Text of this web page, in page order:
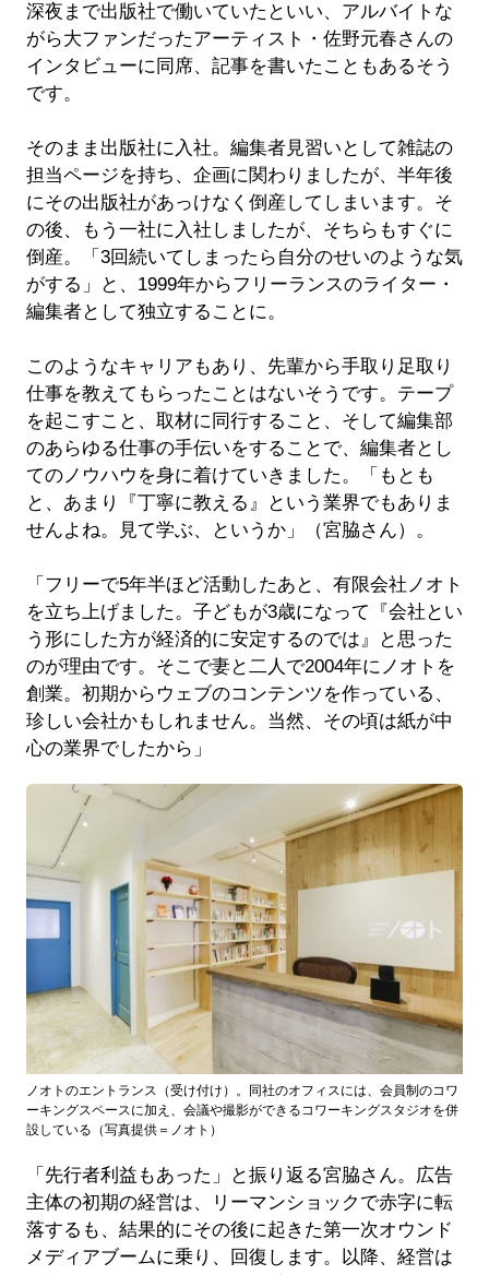
深夜まで出版社で働いていたといい、アルバイトな
がら大ファンだったアーティスト・佐野元春さんの
インタビューに同席、記事を書いたこともあるそう
です。
そのまま出版社に入社。編集者見習いとして雑誌の
担当ページを持ち、企画に関わりましたが、半年後
にその出版社があっけなく倒産してしまいます。そ
の後、もう一社に入社しましたが、そちらもすぐに
倒産。「3回続いてしまったら自分のせいのような気
がする」と、1999年からフリーランスのライター・
編集者として独立することに。
このようなキャリアもあり、先輩から手取り足取り
仕事を教えてもらったことはないそうです。テープ
を起こすこと、取材に同行すること、そして編集部
のあらゆる仕事の手伝いをすることで、編集者とし
てのノウハウを身に着けていきました。「もとも
と、あまり『丁寧に教える』という業界でもありま
せんよね。見て学ぶ、というか」（宮脇さん）。
「フリーで5年半ほど活動したあと、有限会社ノオト
を立ち上げました。子どもが3歳になって『会社とい
う形にした方が経済的に安定するのでは』と思った
のが理由です。そこで妻と二人で2004年にノオトを
創業。初期からウェブのコンテンツを作っている、
珍しい会社かもしれません。当然、その頃は紙が中
心の業界でしたから」
ノオトのエントランス（受け付け）。同社のオフィスには、会員制のコワ
ーキングスペースに加え、会議や撮影ができるコワーキングスタジオを併
設している（写真提供＝ノオト）
「先行者利益もあった」と振り返る宮脇さん。広告
主体の初期の経営は、リーマンショックで赤字に転
落するも、結果的にその後に起きた第一次オウンド
メディアブームに乗り、回復します。以降、経営は